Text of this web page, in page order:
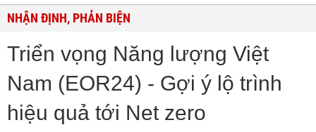
NHẬN ĐỊNH, PHẢN BIỆN
Triển vọng Năng lượng Việt
Nam (EOR24) - Gợi ý lộ trình
hiệu quả tới Net zero